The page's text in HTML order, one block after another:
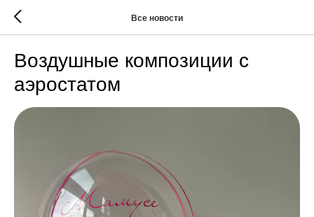
Все новости
Воздушные композиции с
аэростатом